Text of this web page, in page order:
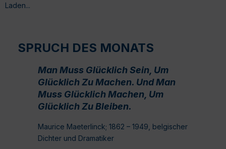
Laden...
SPRUCH DES MONATS
Man Muss Glücklich Sein, Um
Glücklich Zu Machen. Und Man
Muss Glücklich Machen, Um
Glücklich Zu Bleiben.
Maurice Maeterlinck; 1862 – 1949, belgischer
Dichter und Dramatiker